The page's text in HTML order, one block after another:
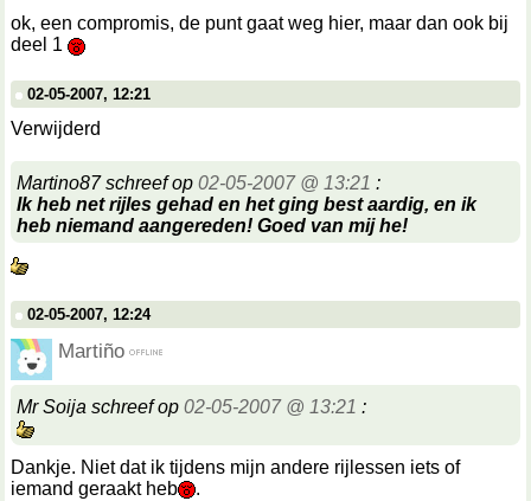
ok, een compromis, de punt gaat weg hier, maar dan ook bij
deel 1
02-05-2007, 12:21
Verwijderd
Martino87 schreef op 02-05-2007 @ 13:21 :
Ik heb net rijles gehad en het ging best aardig, en ik
heb niemand aangereden! Goed van mij he!
02-05-2007, 12:24
Martiño
Mr Soija schreef op 02-05-2007 @ 13:21 :
Dankje. Niet dat ik tijdens mijn andere rijlessen iets of
iemand geraakt heb
.